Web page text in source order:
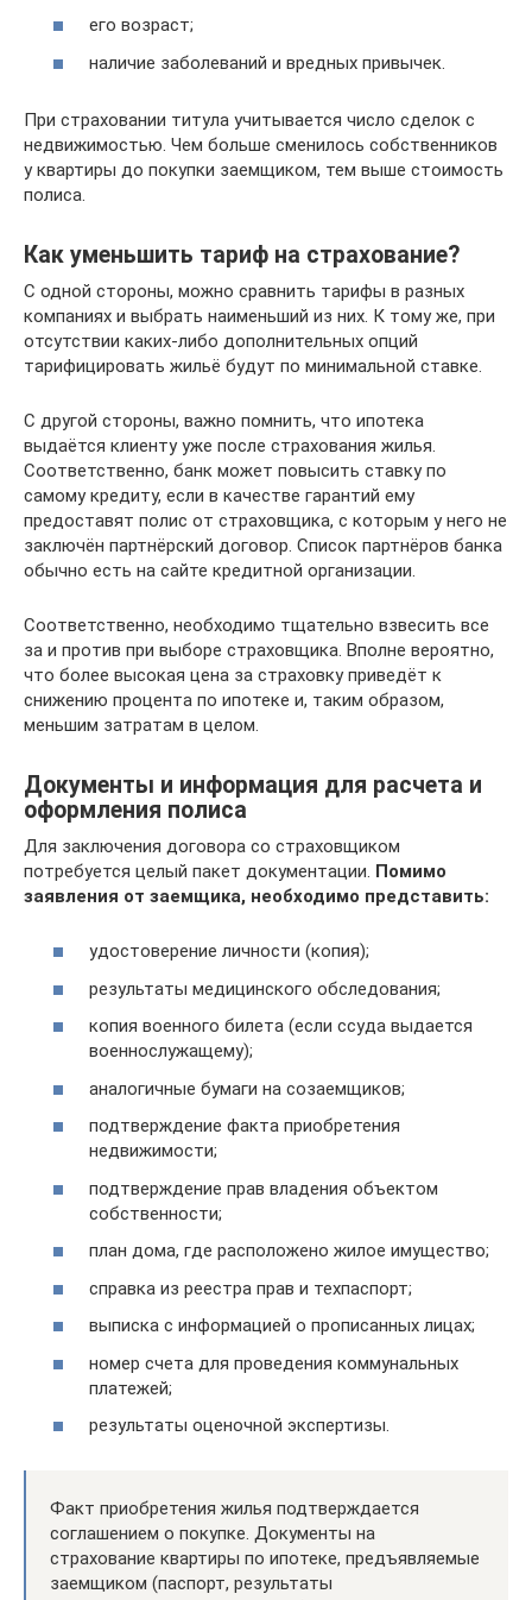
его возраст;
наличие заболеваний и вредных привычек.
При страховании титула учитывается число сделок с
недвижимостью. Чем больше сменилось собственников
у квартиры до покупки заемщиком, тем выше стоимость
полиса.
Как уменьшить тариф на страхование?
С одной стороны, можно сравнить тарифы в разных
компаниях и выбрать наименьший из них. К тому же, при
отсутствии каких-либо дополнительных опций
тарифицировать жильё будут по минимальной ставке.
С другой стороны, важно помнить, что ипотека
выдаётся клиенту уже после страхования жилья.
Соответственно, банк может повысить ставку по
самому кредиту, если в качестве гарантий ему
предоставят полис от страховщика, с которым у него не
заключён партнёрский договор. Список партнёров банка
обычно есть на сайте кредитной организации.
Соответственно, необходимо тщательно взвесить все
за и против при выборе страховщика. Вполне вероятно,
что более высокая цена за страховку приведёт к
снижению процента по ипотеке и, таким образом,
меньшим затратам в целом.
Документы и информация для расчета и
оформления полиса
Для заключения договора со страховщиком
потребуется целый пакет документации. Помимо
заявления от заемщика, необходимо представить:
удостоверение личности (копия);
результаты медицинского обследования;
копия военного билета (если ссуда выдается
военнослужащему);
аналогичные бумаги на созаемщиков;
подтверждение факта приобретения
недвижимости;
подтверждение прав владения объектом
собственности;
план дома, где расположено жилое имущество;
справка из реестра прав и техпаспорт;
выписка с информацией о прописанных лицах;
номер счета для проведения коммунальных
платежей;
результаты оценочной экспертизы.
Факт приобретения жилья подтверждается
соглашением о покупке. Документы на
страхование квартиры по ипотеке, предъявляемые
заемщиком (паспорт, результаты